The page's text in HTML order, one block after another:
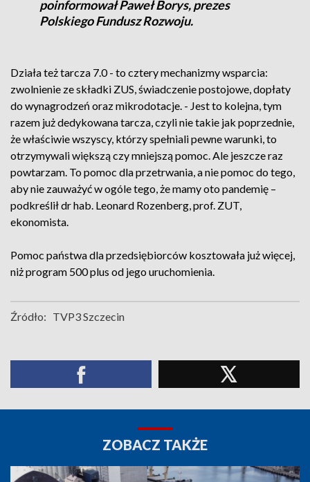
poinformował Paweł Borys, prezes
Polskiego Fundusz Rozwoju.
Działa też tarcza 7.0 - to cztery mechanizmy wsparcia:
zwolnienie ze składki ZUS, świadczenie postojowe, dopłaty
do wynagrodzeń oraz mikrodotacje. - Jest to kolejna, tym
razem już dedykowana tarcza, czyli nie takie jak poprzednie,
że właściwie wszyscy, którzy spełniali pewne warunki, to
otrzymywali większą czy mniejszą pomoc. Ale jeszcze raz
powtarzam. To pomoc dla przetrwania, a nie pomoc do tego,
aby nie zauważyć w ogóle tego, że mamy oto pandemię –
podkreślił dr hab. Leonard Rozenberg, prof. ZUT,
ekonomista.
Pomoc państwa dla przedsiębiorców kosztowała już więcej,
niż program 500 plus od jego uruchomienia.
Źródło: TVP3 Szczecin
ZOBACZ TAKŻE